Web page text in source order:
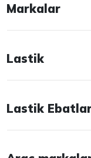
Markalar
Lastik
Lastik